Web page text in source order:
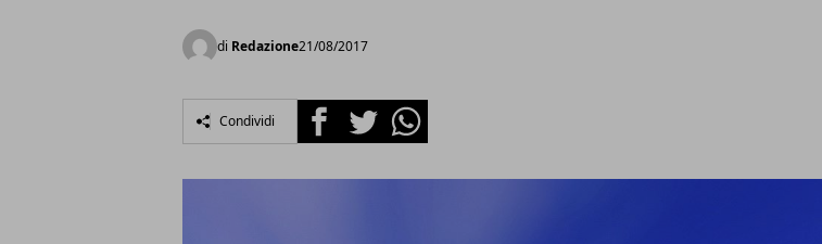
di Redazione21/08/2017
Condividi FacebookTwitterWhatsapp